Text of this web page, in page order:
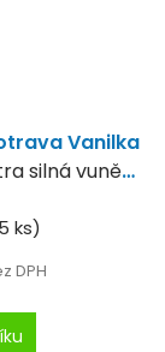
Vanilka
silná vuně
ks)
DPH